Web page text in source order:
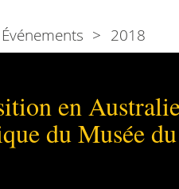
en
du Musée
Événements 2018